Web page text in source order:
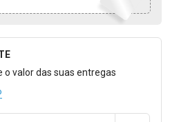
o Frete
o valor das suas entregas